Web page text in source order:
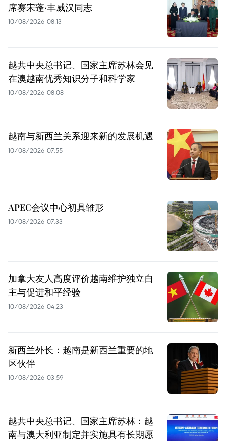
席赛宋蓬·丰威汉同志
10/08/2026 08:13
越共中央总书记、国家主席苏林会见
在澳越南优秀知识分子和科学家
10/08/2026 08:08
越南与新西兰关系迎来新的发展机遇
10/08/2026 07:55
APEC会议中心初具雏形
10/08/2026 07:33
加拿大友人高度评价越南维护独立自
主与促进和平经验
10/08/2026 04:23
新西兰外长：越南是新西兰重要的地
区伙伴
10/08/2026 03:59
越共中央总书记、国家主席苏林：越
南与澳大利亚制定并实施具有长期愿